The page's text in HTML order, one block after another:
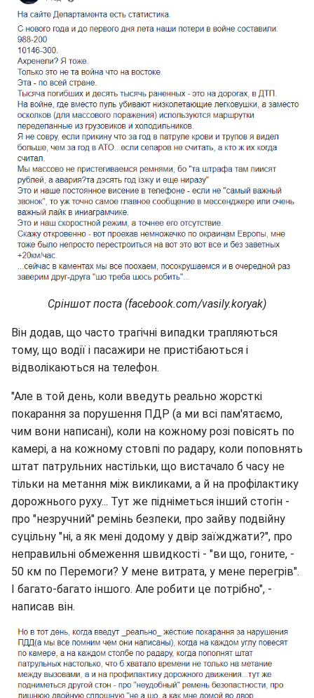
Сріншот поста (facebook.com/vasily.koryak)
Він додав, що часто трагічні випадки трапляються
тому, що водії і пасажири не пристібаються і
відволікаються на телефон.
"Але в той день, коли введуть реально жорсткі
покарання за порушення ПДР (а ми всі пам'ятаємо,
чим вони написані), коли на кожному розі повісять по
камері, а на кожному стовпі по радару, коли поповнять
штат патрульних настільки, що вистачало б часу не
тільки на метання між викликами, а й на профілактику
дорожнього руху... Тут же підніметься інший стогін -
про "незручний" ремінь безпеки, про зайву подвійну
суцільну "ні, а як мені додому у двір заїжджати?", про
неправильні обмеження швидкості - "ви що, гоните, -
50 км по Перемоги? У мене витрата, у мене перегрів".
І багато-багато іншого. Але робити це потрібно", -
написав він.